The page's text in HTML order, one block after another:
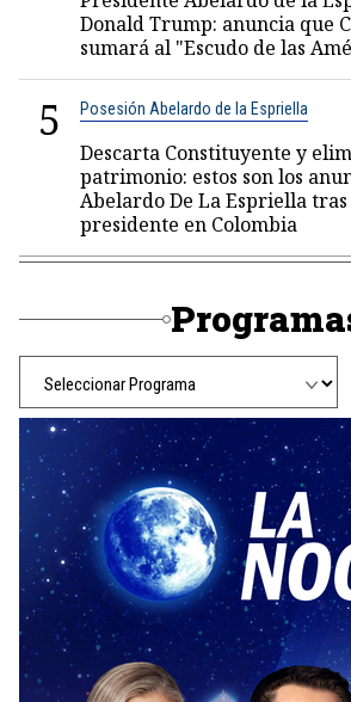
Donald Trump: anuncia que
sumará al "Escudo de las
5 Posesión Abelardo de la Espriella
Descarta Constituyente y
patrimonio: estos son los
Abelardo De La Espriella
presidente en Colombia